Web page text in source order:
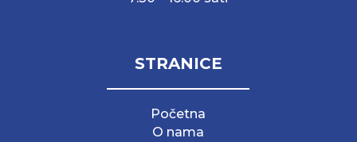
STRANICE
Početna
O nama